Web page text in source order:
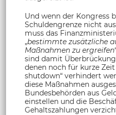
Und wenn der Kongress
Schuldengrenze nicht
muss das
„bestimmte zusätzliche
Maßnahmen zu ergreifen
sind damit
denen noch für kurze
shutdown“ verhindert
diese Maßnahmen
Bundesbehörden aus
einstellen und die
Gehaltszahlungen